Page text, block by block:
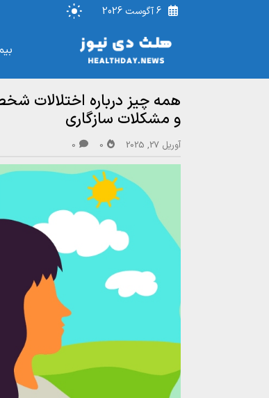
6 آگوست 2026
همه چیز درباره اختلالات
و مشکلات سازگاری
آوریل 27, 2025 0
0